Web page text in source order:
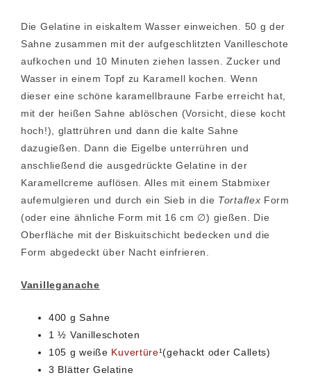
Die Gelatine in eiskaltem Wasser einweichen. 50 g der
Sahne zusammen mit der aufgeschlitzten Vanilleschote
aufkochen und 10 Minuten ziehen lassen. Zucker und
Wasser in einem Topf zu Karamell kochen. Wenn
dieser eine schöne karamellbraune Farbe erreicht hat,
mit der heißen Sahne ablöschen (Vorsicht, diese kocht
hoch!), glattrühren und dann die kalte Sahne
dazugießen. Dann die Eigelbe unterrühren und
anschließend die ausgedrückte Gelatine in der
Karamellcreme auflösen. Alles mit einem Stabmixer
aufemulgieren und durch ein Sieb in die Tortaflex Form
(oder eine ähnliche Form mit 16 cm ∅) gießen. Die
Oberfläche mit der Biskuitschicht bedecken und die
Form abgedeckt über Nacht einfrieren.
Vanilleganache
400 g Sahne
1 ½ Vanilleschoten
105 g weiße Kuvertüre¹(gehackt oder Callets)
3 Blätter Gelatine